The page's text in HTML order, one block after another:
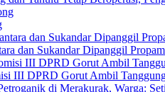
dan Sukandar Dipanggil
III DPRD Gorut Ambil